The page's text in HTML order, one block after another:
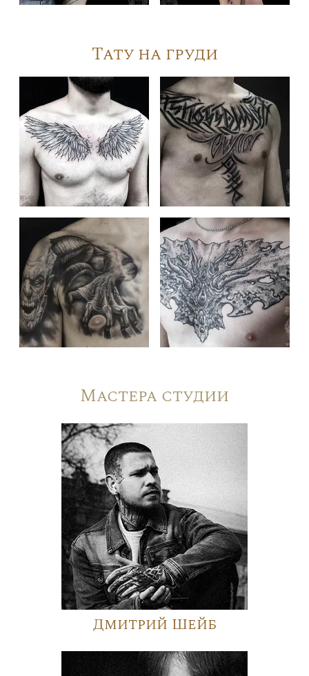
Тату на груди
Мастера студии
Дмитрий Шейб